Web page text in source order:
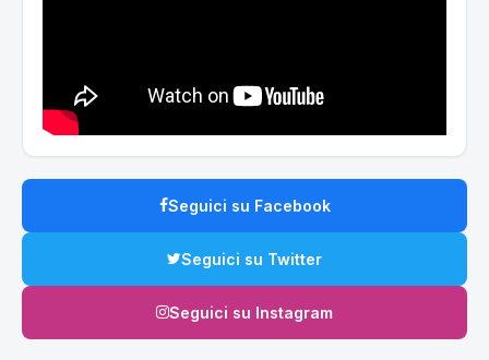
Seguici su Facebook
Seguici su Twitter
Seguici su Instagram